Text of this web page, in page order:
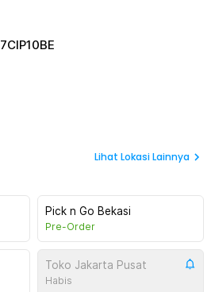
7CIP10BE
Lihat Lokasi Lainnya
Pick n Go Bekasi
Pre-Order
Toko Jakarta Pusat
Habis